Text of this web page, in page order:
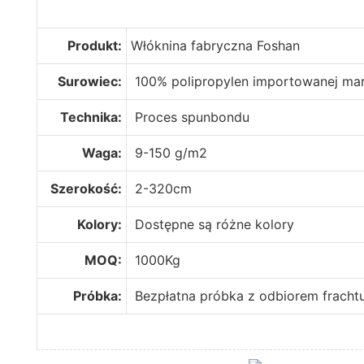
Produkt: Włóknina fabryczna Foshan
Surowiec: 100% polipropylen importowanej
Technika: Proces spunbondu
Waga: 9-150 g/m2
Szerokość: 2-320cm
Kolory: Dostępne są różne kolory
MOQ: 1000Kg
Próbka: Bezpłatna próbka z odbiorem